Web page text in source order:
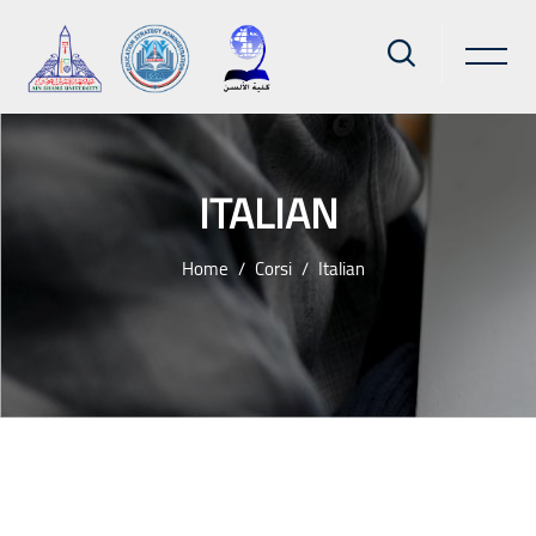
ITALIAN
Home Corsi Italian